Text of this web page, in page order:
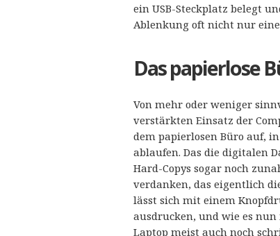
ein USB-Steckplatz belegt
Ablenkung oft nicht nur
Das papierlose
Von mehr oder weniger
verstärkten Einsatz der
dem papierlosen Büro auf,
ablaufen. Das die digitalen
Hard-Copys sogar noch
verdanken, das eigentlich
lässt sich mit einem
ausdrucken, und wie es
Laptop meist auch noch